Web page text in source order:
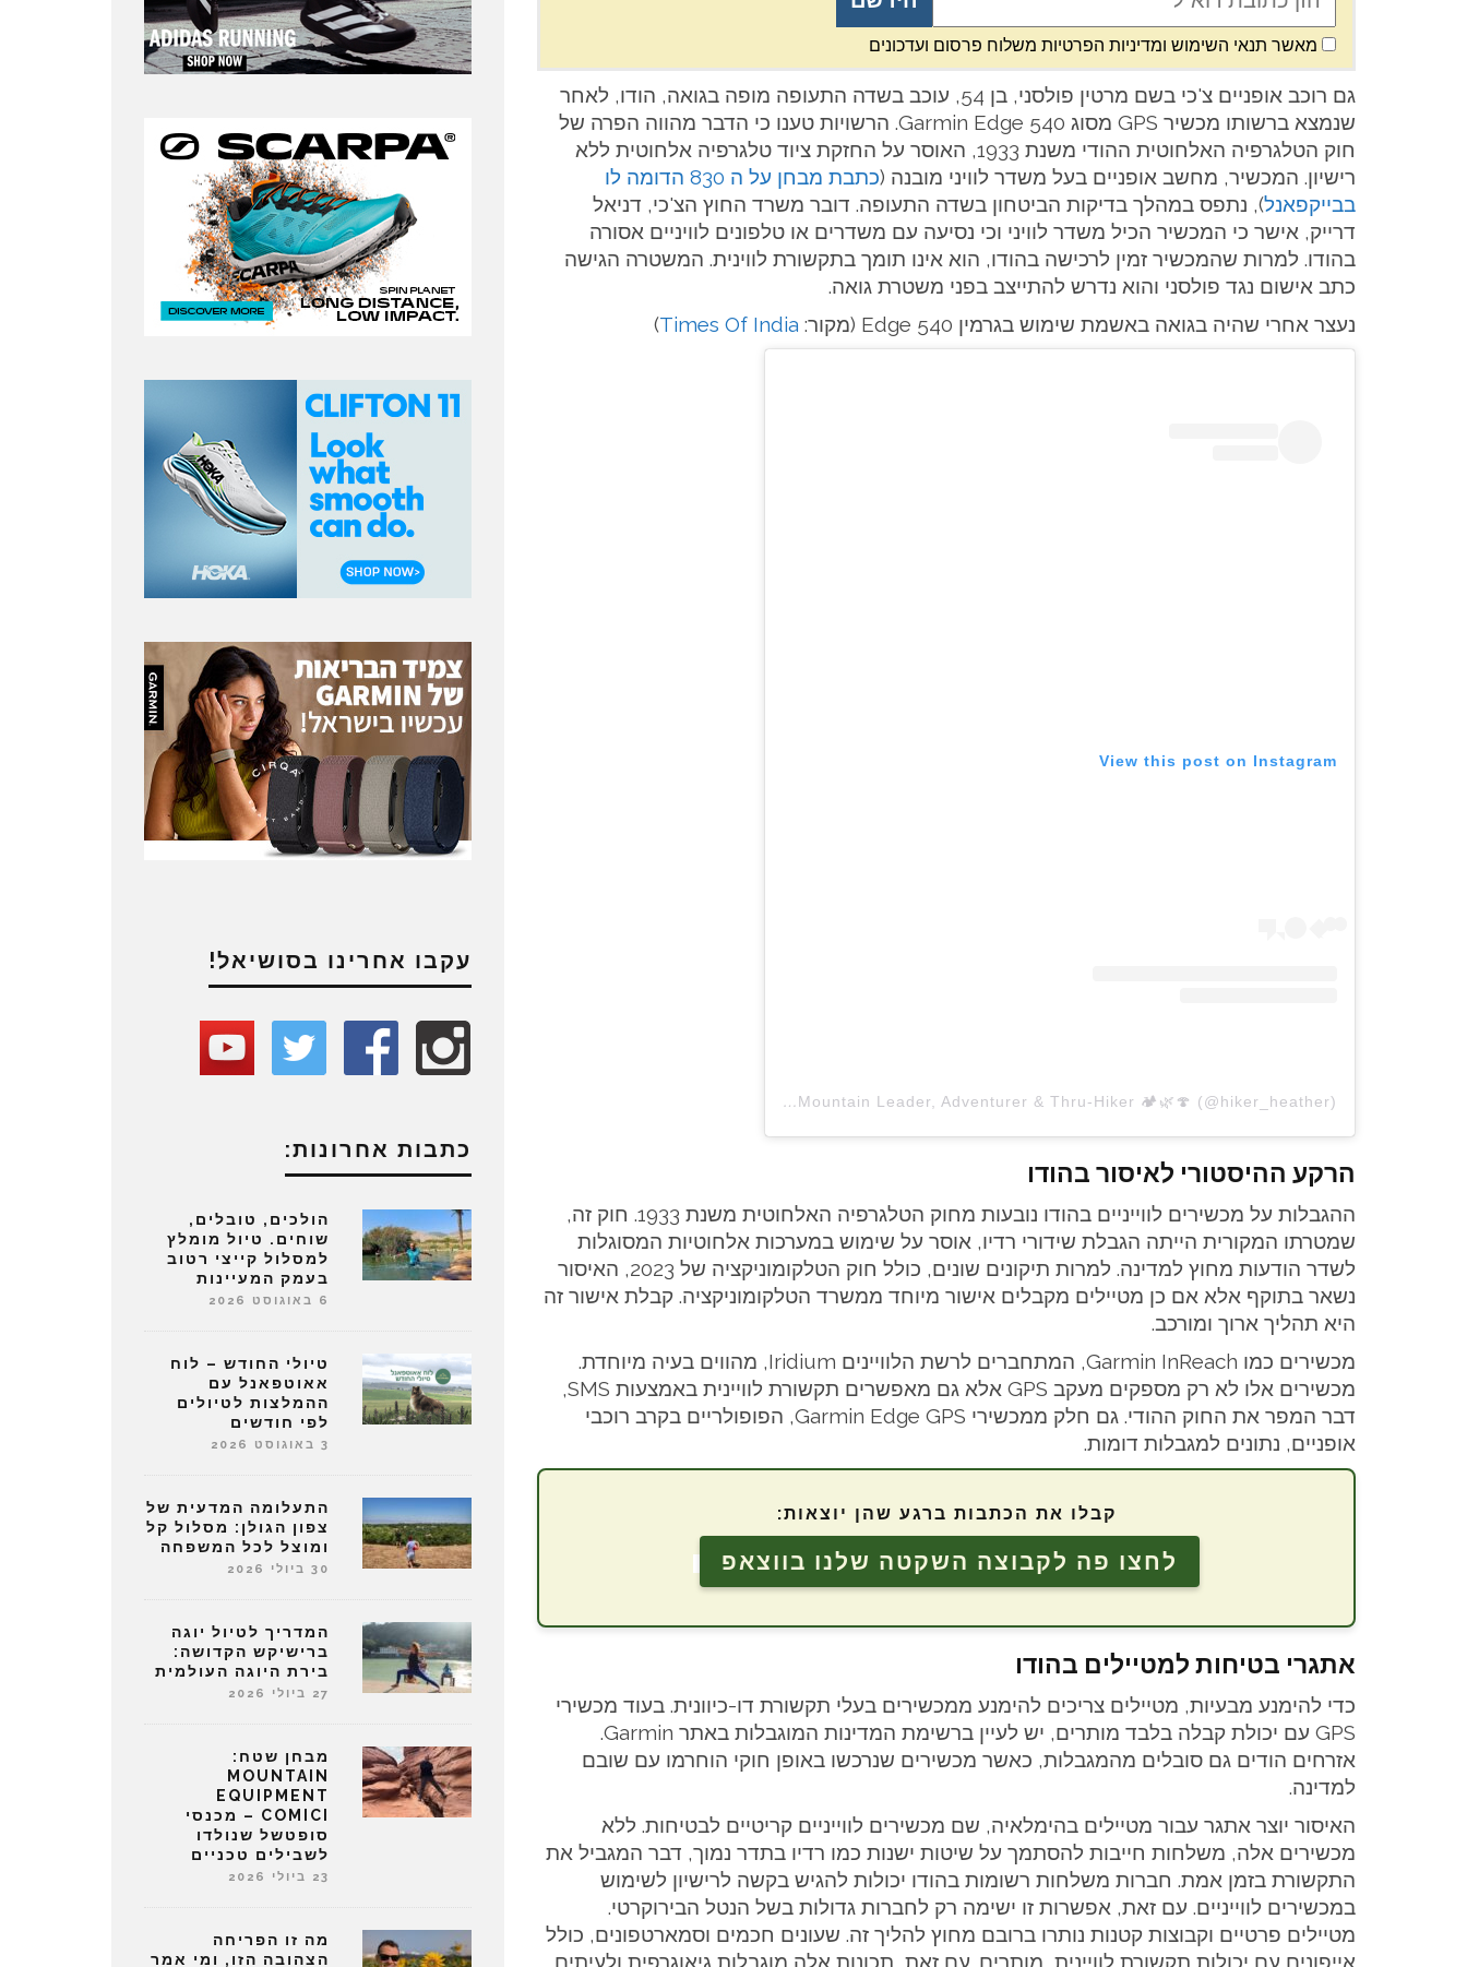
מאשר תנאי השימוש ומדיניות הפרטיות משלוח פרסום ועדכונים
גם רוכב אופניים צ'כי בשם מרטין פולסני, בן 54, עוכב בשדה התעופה מופה בגואה, הודו, לאחר
שנמצא ברשותו מכשיר GPS מסוג Garmin Edge 540. הרשויות טענו כי הדבר מהווה הפרה של
חוק הטלגרפיה האלחוטית ההודי משנת 1933, האוסר על החזקת ציוד טלגרפיה אלחוטית ללא
רישיון. המכשיר, מחשב אופניים בעל משדר לוויני מובנה (
כתבת מבחן על ה 830 הדומה לו
בבייקפאנל), נתפס במהלך בדיקות הביטחון בשדה התעופה. דובר משרד החוץ הצ'כי, דניאל
דרייק, אישר כי המכשיר הכיל משדר לוויני וכי נסיעה עם משדרים או טלפונים לוויניים אסורה
בהודו. למרות שהמכשיר זמין לרכישה בהודו, הוא אינו תומך בתקשורת לווינית. המשטרה הגישה
כתב אישום נגד פולסני והוא נדרש להתייצב בפני משטרת גואה.
נעצר אחרי שהיה בגואה באשמת שימוש בגרמין Edge 540 (מקור:
Times Of India
)
View this post on Instagram
A post shared by Mountain Leader, Adventurer & Thru-Hiker 🏕🌿🍄 (@hiker_heather)
הרקע ההיסטורי לאיסור בהודו
ההגבלות על מכשירים לווייניים בהודו נובעות מחוק הטלגרפיה האלחוטית משנת 1933. חוק זה,
שמטרתו המקורית הייתה הגבלת שידורי רדיו, אוסר על שימוש במערכות אלחוטיות המסוגלות
לשדר הודעות מחוץ למדינה. למרות תיקונים שונים, כולל חוק הטלקומוניקציה של 2023, האיסור
נשאר בתוקף אלא אם כן מטיילים מקבלים אישור מיוחד ממשרד הטלקומוניקציה. קבלת אישור זה
היא תהליך ארוך ומורכב.
מכשירים כמו Garmin InReach, המתחברים לרשת הלוויינים Iridium, מהווים בעיה מיוחדת.
מכשירים אלו לא רק מספקים מעקב GPS אלא גם מאפשרים תקשורת לוויינית באמצעות SMS,
דבר המפר את החוק ההודי. גם חלק ממכשירי Garmin Edge GPS, הפופולריים בקרב רוכבי
אופניים, נתונים למגבלות דומות.
קבלו את הכתבות ברגע שהן יוצאות:
לחצו פה לקבוצה השקטה שלנו בווצאפ
אתגרי בטיחות למטיילים בהודו
כדי להימנע מבעיות, מטיילים צריכים להימנע ממכשירים בעלי תקשורת דו-כיוונית. בעוד מכשירי
GPS עם יכולת קבלה בלבד מותרים, יש לעיין ברשימת המדינות המוגבלות באתר Garmin.
אזרחים הודים גם סובלים מהמגבלות, כאשר מכשירים שנרכשו באופן חוקי הוחרמו עם שובם
למדינה.
האיסור יוצר אתגר עבור מטיילים בהימלאיה, שם מכשירים לווייניים קריטיים לבטיחות. ללא
מכשירים אלה, משלחות חייבות להסתמך על שיטות ישנות כמו רדיו בתדר נמוך, דבר המגביל את
התקשורת בזמן אמת. חברות משלחות רשומות בהודו יכולות להגיש בקשה לרישיון לשימוש
במכשירים לווייניים. עם זאת, אפשרות זו ישימה רק לחברות גדולות בשל הנטל הבירוקרטי.
מטיילים פרטיים וקבוצות קטנות נותרו ברובם מחוץ להליך זה. שעונים חכמים וסמארטפונים, כולל
אייפונים עם יכולות תקשורת לוויינית, מותרים. עם זאת, תכונות אלה מוגבלות גיאוגרפית ולעיתים
עקבו אחרינו בסושיאל!
כתבות אחרונות:
הולכים, טובלים,
שוחים. טיול מומלץ
למסלול קייצי רטוב
בעמק המעיינות
6 באוגוסט 2026
טיולי החודש – לוח
אאוטפאנל עם
ההמלצות לטיולים
לפי חודשים
3 באוגוסט 2026
התעלומה המדעית של
צפון הגולן: מסלול קל
ומוצל לכל המשפחה
30 ביולי 2026
המדריך לטיול יוגה
ברישיקש הקדושה:
בירת היוגה העולמית
27 ביולי 2026
מבחן שטח:
MOUNTAIN
EQUIPMENT
COMICI – מכנסי
סופטשל שנולדו
לשבילים טכניים
23 ביולי 2026
מה זו הפריחה
הצהובה הזו, ומי אמר